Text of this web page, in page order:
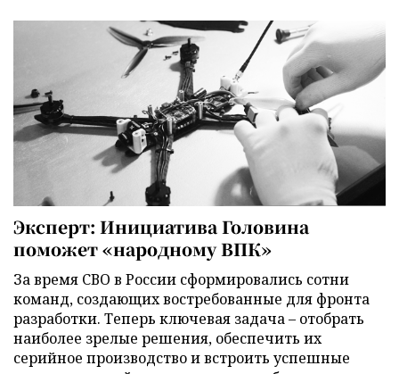
Эксперт: Инициатива Головина
поможет «народному ВПК»
За время СВО в России сформировались сотни
команд, создающих востребованные для фронта
разработки. Теперь ключевая задача – отобрать
наиболее зрелые решения, обеспечить их
серийное производство и встроить успешные